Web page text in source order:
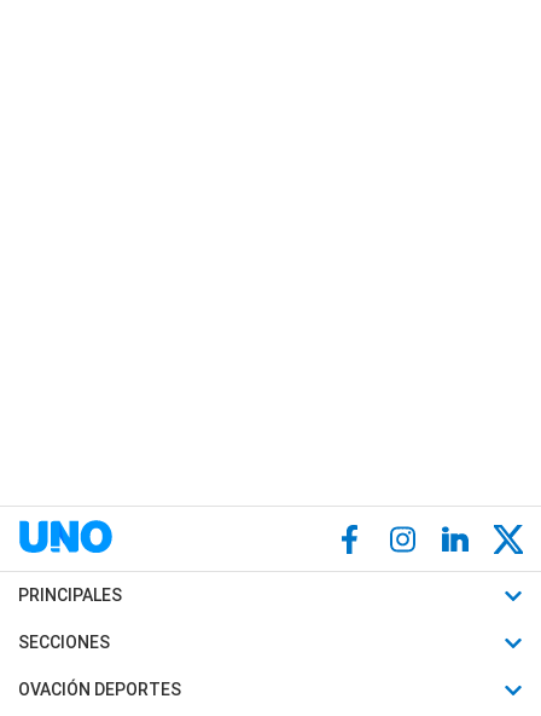
PRINCIPALES
Últimas Noticias
Política
SECCIONES
Horóscopo
OVACIÓN DEPORTES